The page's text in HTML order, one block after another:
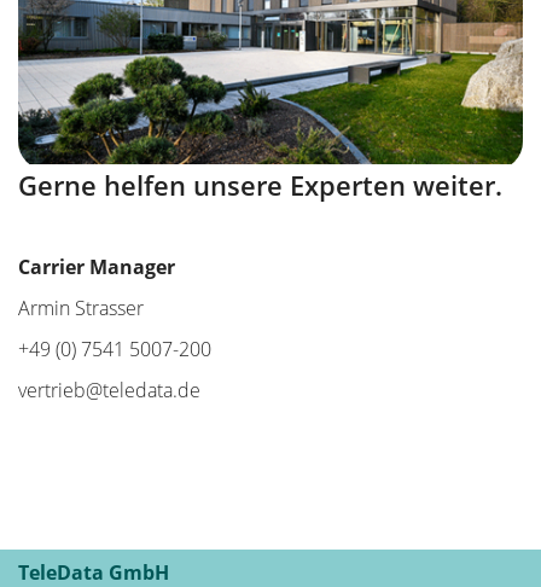
Gerne helfen unsere Experten weiter.
Carrier Manager
Armin Strasser
+49 (0) 7541 5007-200
vertrieb@teledata.de
TeleData GmbH